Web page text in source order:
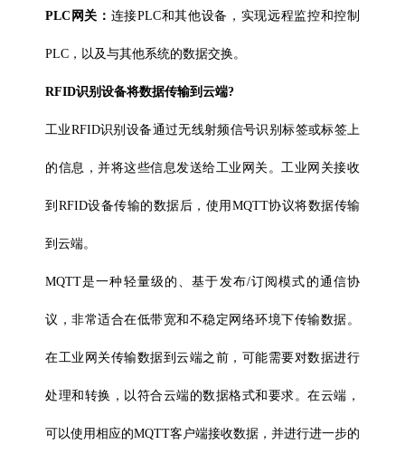
PLC网关： 连接PLC和其他设备，实现远程监控和控制
PLC，以及与其他系统的数据交换。
RFID识别设备将数据传输到云端?
工业RFID识别设备通过无线射频信号识别标签或标签上
的信息，并将这些信息发送给工业网关。工业网关接收
到RFID设备传输的数据后，使用MQTT协议将数据传输
到云端。
MQTT是一种轻量级的、基于发布/订阅模式的通信协
议，非常适合在低带宽和不稳定网络环境下传输数据。
在工业网关传输数据到云端之前，可能需要对数据进行
处理和转换，以符合云端的数据格式和要求。在云端，
可以使用相应的MQTT客户端接收数据，并进行进一步的